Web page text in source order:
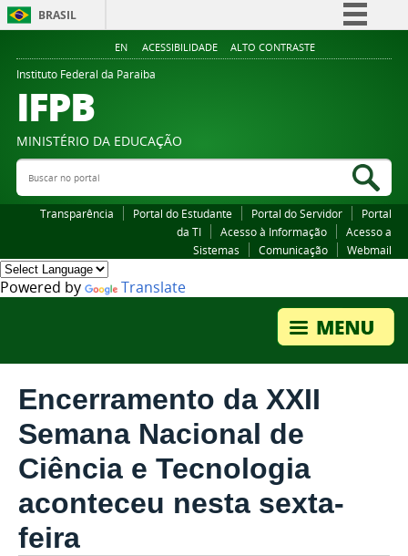
BRASIL
Simplifique!
Legislação
EN ACESSIBILIDADE ALTO CONTRASTE
Instituto Federal da Paraiba
IFPB
MINISTÉRIO DA EDUCAÇÃO
Buscar no portal
Transparência Portal do Estudante Portal do Servidor
Portal
da TI
Acesso à Informação
Acesso a
Sistemas
Comunicação Webmail
Powered by Translate
Encerramento da XXII
Semana Nacional de
Ciência e Tecnologia
aconteceu nesta sexta-
feira